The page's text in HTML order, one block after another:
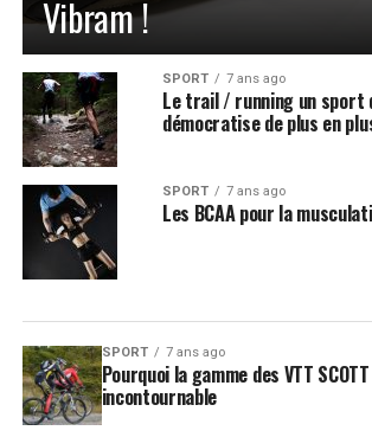
Vibram !
SPORT 7 ans ago
Le trail / running un sport
démocratise de plus en
SPORT 7 ans ago
Les BCAA pour la
SPORT 7 ans ago
Pourquoi la gamme des VTT
incontournable